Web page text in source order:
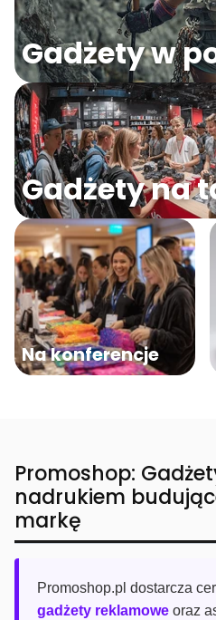
Gadżety w
Gadżety na
Na konferencje
Promoshop:
nadrukiem
markę
Promoshop.pl dostarcza
gadżety reklamowe oraz